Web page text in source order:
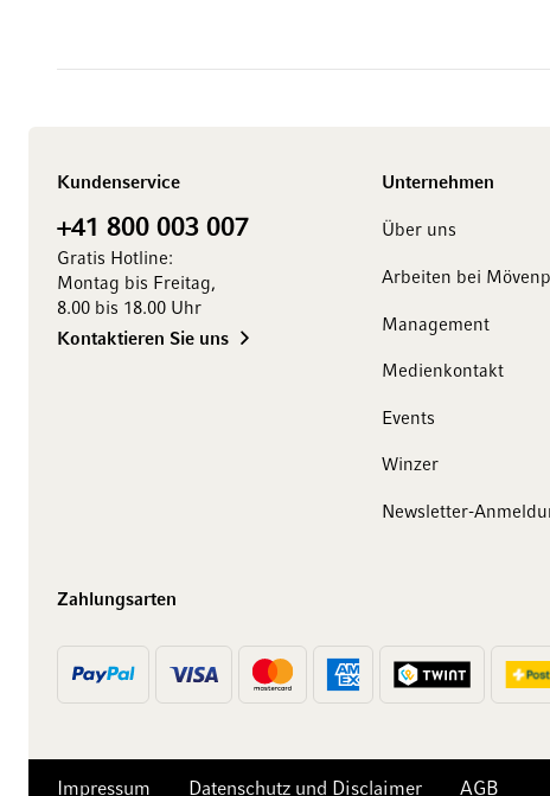
Kundenservice
+41 800 003 007
Gratis Hotline:
Montag bis Freitag,
8.00 bis 18.00 Uhr
Kontaktieren Sie uns
Unternehmen
Über uns
Arbeiten bei
Management
Medienkontakt
Events
Winzer
Newsletter-
Zahlungsarten
Impressum Datenschutz und Disclaimer AGB
Franken Rabatt auf Ihren ersten Einkauf.